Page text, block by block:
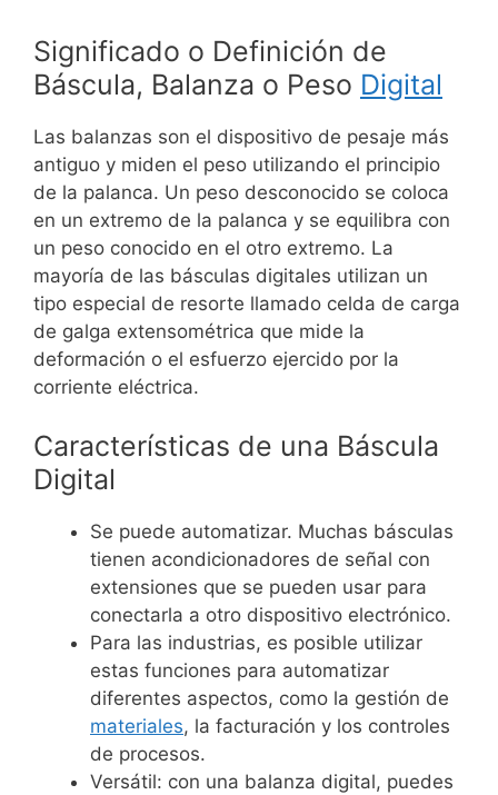
Significado o Definición de
Báscula, Balanza o Peso Digital
Las balanzas son el dispositivo de pesaje más
antiguo y miden el peso utilizando el principio
de la palanca. Un peso desconocido se coloca
en un extremo de la palanca y se equilibra con
un peso conocido en el otro extremo. La
mayoría de las básculas digitales utilizan un
tipo especial de resorte llamado celda de carga
de galga extensométrica que mide la
deformación o el esfuerzo ejercido por la
corriente eléctrica.
Características de una Báscula
Digital
Se puede automatizar. Muchas básculas
tienen acondicionadores de señal con
extensiones que se pueden usar para
conectarla a otro dispositivo electrónico.
Para las industrias, es posible utilizar
estas funciones para automatizar
diferentes aspectos, como la gestión de
materiales, la facturación y los controles
de procesos.
Versátil: con una balanza digital, puedes